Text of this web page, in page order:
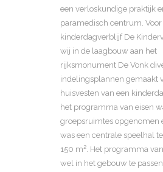
een verloskundige praktijk
paramedisch centrum.
kinderdagverblijf De
wij in de laagbouw aan het
rijksmonument De Vonk
indelingsplannen gemaakt
huisvesten van een
het programma van eisen
groepsruimtes opgenomen
was een centrale speelhal
150 m². Het programma
wel in het gebouw te